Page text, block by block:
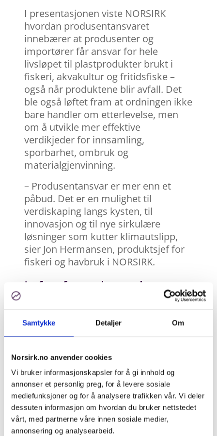
Samtykke Detaljer Om
Norsirk.no anvender cookies
Vi bruker informasjonskapsler for å gi innhold og
annonser et personlig preg, for å levere sosiale
mediefunksjoner og for å analysere trafikken vår. Vi deler
dessuten informasjon om hvordan du bruker nettstedet
vårt, med partnerne våre innen sosiale medier,
annonsering og analysearbeid.
I presentasjonen viste NORSIRK
hvordan produsentansvaret
innebærer at produsenter og
importører får ansvar for hele
livsløpet til plastprodukter brukt i
fiskeri, akvakultur og fritidsfiske –
også når produktene blir avfall. Det
ble også løftet fram at ordningen ikke
bare handler om etterlevelse, men
om å utvikle mer effektive
verdikjeder for innsamling,
sporbarhet, ombruk og
materialgjenvinning.
– Produsentansvar er mer enn et
påbud. Det er en mulighet til
verdiskaping langs kysten, til
innovasjon og til nye sirkulære
løsninger som kutter klimautslipp,
sier Jon Hermansen, produktsjef for
fiskeri og havbruk i NORSIRK.
Løftet frem eksempler
eksempler på sirkulær innovasjon
innenfor plastprodukter i fiskeri og
med ren kommersiell motivasjon,
også før produsentansvarskravene
trer i kraft. I andre sektorer bistår
NORSIRK store
produsentansvarskunder som
Felleskjøpet Agri og BEWI Insulation